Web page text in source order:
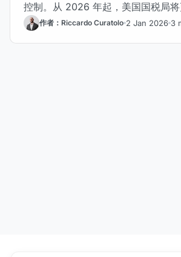
控制。从 2026 年起，美国国税局将
作者：Riccardo Curatolo 2 Jan 2026 3